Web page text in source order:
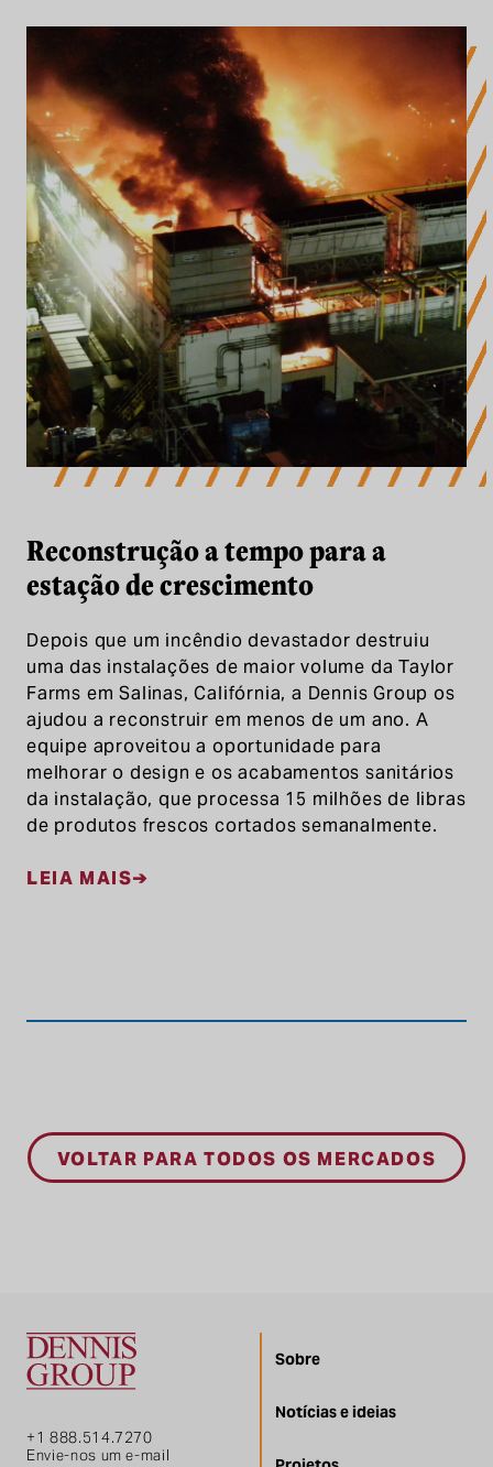
Reconstrução a tempo para a
estação de crescimento
Depois que um incêndio devastador destruiu
uma das instalações de maior volume da Taylor
Farms em Salinas, Califórnia, a Dennis Group os
ajudou a reconstruir em menos de um ano. A
equipe aproveitou a oportunidade para
melhorar o design e os acabamentos sanitários
da instalação, que processa 15 milhões de libras
de produtos frescos cortados semanalmente.
LEIA MAIS
VOLTAR PARA TODOS OS MERCADOS
+1 888.514.7270
Envie-nos um e-mail
Sobre
Notícias e ideias